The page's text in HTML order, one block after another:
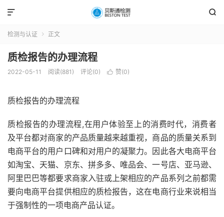


检测与认证  正文
质检报告的办理流程
2022-05-11 阅读(881) 评论(0)  赞(0)
质检报告的办理流程
质检报告的办理流程,在用户体验至上的消费时代，消费者
及平台都对商家的产品质量越来越重视，商品的质量关系到
电商平台的用户口碑和对用户的凝聚力。因此各大电商平台
如淘宝、天猫、京东、拼多多、唯品会、一号店、亚马逊、
阿里巴巴等都要求商家入驻或上架相应的产品系列之前都需
要向电商平台提供相应的质检报告，这在电商行业来说相当
于强制性的一项电商产品认证。